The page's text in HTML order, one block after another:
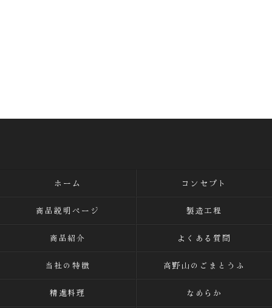
ホーム コンセプト
商品説明ページ 製造工程
商品紹介 よくある質問
当社の特徴 高野山のごまとうふ
精進料理 なめらか